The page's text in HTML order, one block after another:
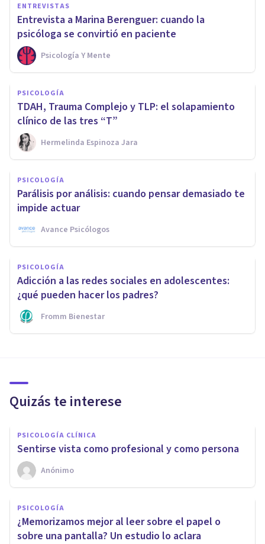
ENTREVISTAS
Entrevista a Marina Berenguer: cuando la
psicóloga se convirtió en paciente
Psicología Y Mente
PSICOLOGÍA
TDAH, Trauma Complejo y TLP: el solapamiento
clínico de las tres “T”
Hermelinda Espinoza Jara
PSICOLOGÍA
Parálisis por análisis: cuando pensar demasiado te
impide actuar
Avance Psicólogos
PSICOLOGÍA
Adicción a las redes sociales en adolescentes:
¿qué pueden hacer los padres?
Fromm Bienestar
Quizás te interese
PSICOLOGÍA CLÍNICA
Sentirse vista como profesional y como persona
Anónimo
PSICOLOGÍA
¿Memorizamos mejor al leer sobre el papel o
sobre una pantalla? Un estudio lo aclara